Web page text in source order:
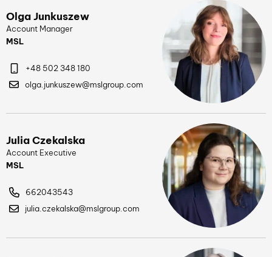
Olga Junkuszew
Account Manager
MSL
+48 502 348 180
olga.junkuszew@mslgroup.com
Julia Czekalska
Account Executive
MSL
662043543
julia.czekalska@mslgroup.com